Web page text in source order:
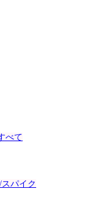
べて
パイク